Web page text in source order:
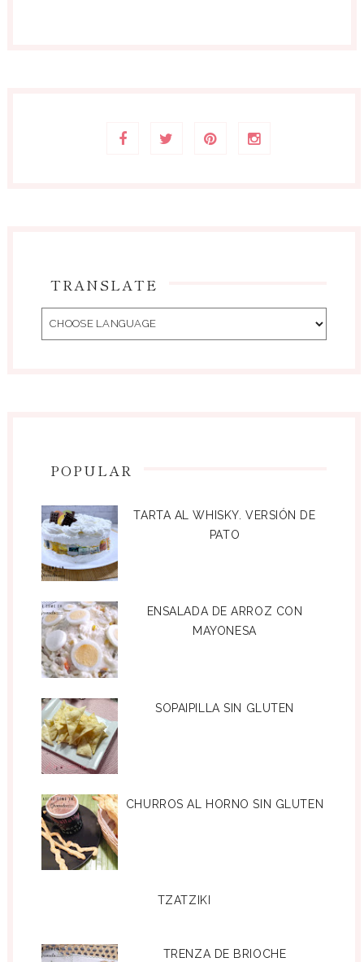
TRANSLATE
POPULAR
TARTA AL WHISKY. VERSIÓN DE
PATO
ENSALADA DE ARROZ CON
MAYONESA
SOPAIPILLA SIN GLUTEN
CHURROS AL HORNO SIN GLUTEN
TZATZIKI
TRENZA DE BRIOCHE